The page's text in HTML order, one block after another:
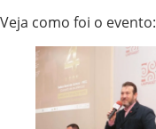
Veja como foi o evento: